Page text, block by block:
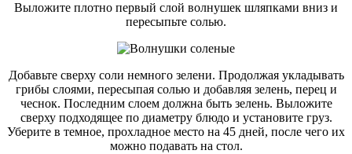
Выложите плотно первый слой волнушек шляпками вниз и
пересыпьте солью.
Добавьте сверху соли немного зелени. Продолжая укладывать
грибы слоями, пересыпая солью и добавляя зелень, перец и
чеснок. Последним слоем должна быть зелень. Выложите
сверху подходящее по диаметру блюдо и установите груз.
Уберите в темное, прохладное место на 45 дней, после чего их
можно подавать на стол.